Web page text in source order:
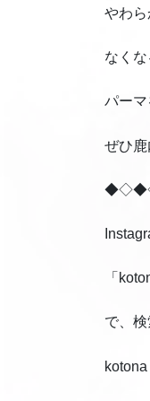
やわ
なく
パーマ
ぜひ
「
で、
kotona